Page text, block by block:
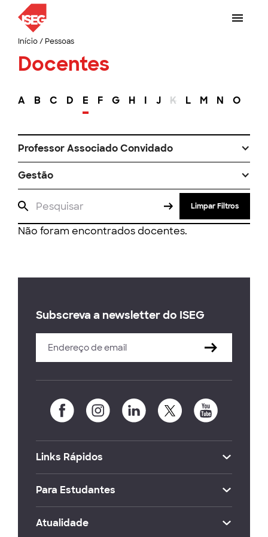
Início/ Pessoas
Docentes
A B C D E F G H I J K L M N O
Professor Associado Convidado
Gestão
Limpar Filtros
Não foram encontrados docentes.
Subscreva a newsletter do ISEG
Links Rápidos
Para Estudantes
Atualidade